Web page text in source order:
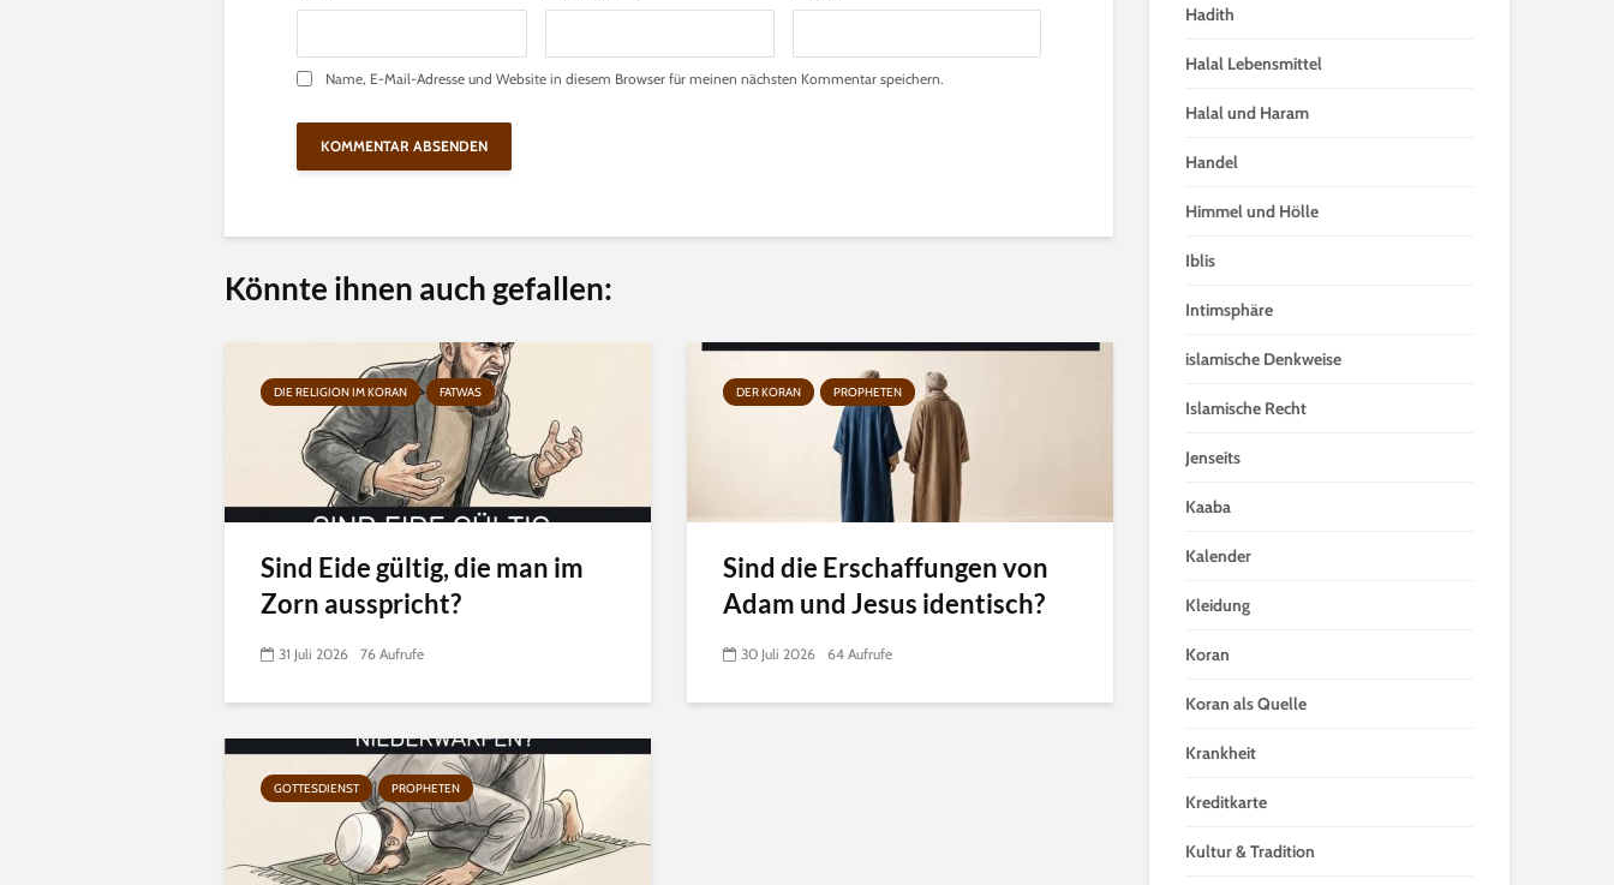
Name, E-Mail-Adresse und Website in diesem Browser für meinen nächsten Kommentar speichern.
Könnte ihnen auch gefallen:
DIE RELIGION IM KORAN FATWAS
Sind Eide gültig, die man im
Zorn ausspricht?
31 Juli 2026 76 Aufrufe
DER KORAN PROPHETEN
Sind die Erschaffungen von
Adam und Jesus identisch?
30 Juli 2026 64 Aufrufe
GOTTESDIENST PROPHETEN
Hadith
Halal Lebensmittel
Halal und Haram
Handel
Himmel und Hölle
Iblis
Intimsphäre
islamische Denkweise
Islamische Recht
Jenseits
Kaaba
Kalender
Kleidung
Koran
Koran als Quelle
Krankheit
Kreditkarte
Kultur & Tradition